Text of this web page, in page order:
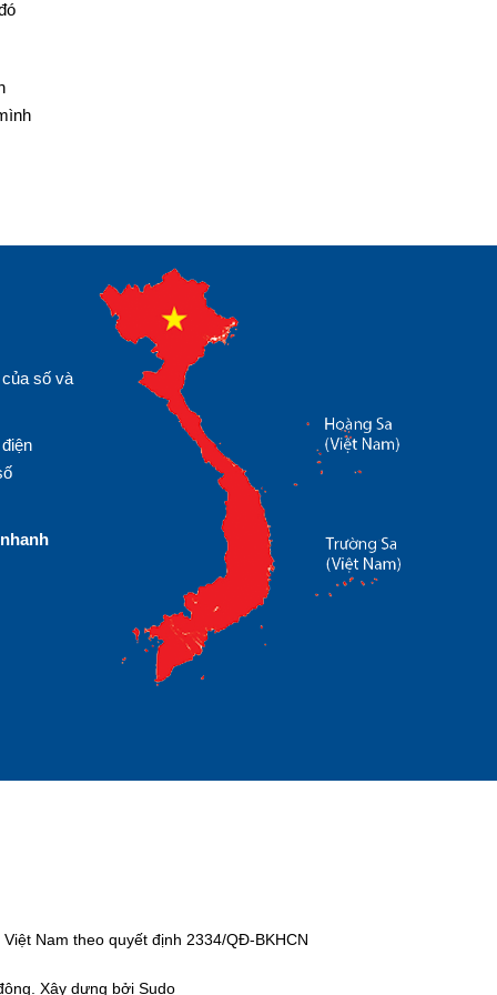
số và
nhanh
Nam theo quyết định 2334/QĐ-BKHCN
Xây dựng bởi Sudo